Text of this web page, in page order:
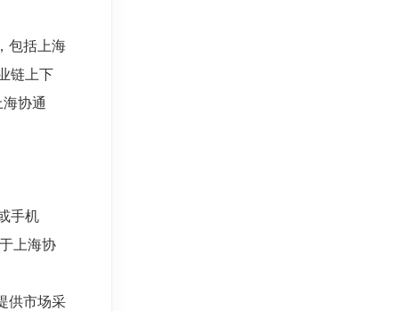
包括上海
链上下
协通
手机
上海协
供市场采